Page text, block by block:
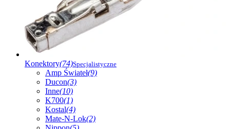
Konektory(74)Specjalistyczne
Amp Świateł(9)
Ducon(3)
Inne(10)
K700(1)
Kostal(4)
Mate-N-Lok(2)